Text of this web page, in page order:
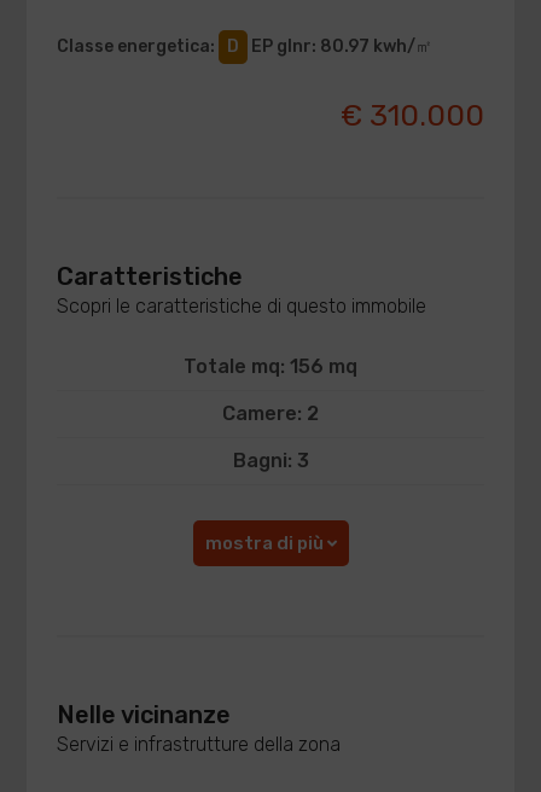
Classe energetica: D EP glnr: 80.97 kwh/㎡
€ 310.000
Caratteristiche
Scopri le caratteristiche di questo immobile
Totale mq: 156 mq
Camere: 2
Bagni: 3
mostra di più
Nelle vicinanze
Servizi e infrastrutture della zona